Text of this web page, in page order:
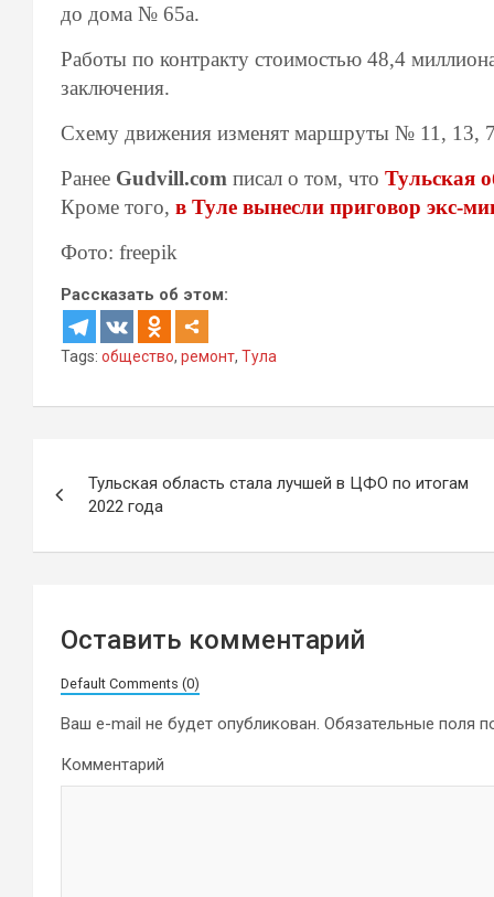
до дома № 65а.
Работы по контракту стоимостью 48,4
заключения.
Схему движения изменят маршруты № 11, 13,
Ранее Gudvill.com писал о том, что Тульская
Кроме того, в Туле вынесли приговор экс-
Фото: freepik
Рассказать об этом:
Tags: общество, ремонт, Тула
по
записям
Тульская область стала лучшей в ЦФО по итогам
2022 года
Оставить комментарий
Default Comments (0)
Ваш e-mail не будет опубликован. Обязательные поля
Комментарий